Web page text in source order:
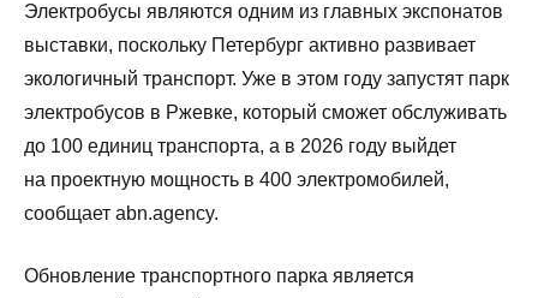
Электробусы являются одним из главных экспонатов
выставки, поскольку Петербург активно развивает
экологичный транспорт. Уже в этом году запустят парк
электробусов в Ржевке, который сможет обслуживать
до 100 единиц транспорта, а в 2026 году выйдет
на проектную мощность в 400 электромобилей,
сообщает abn.agency.
Обновление транспортного парка является